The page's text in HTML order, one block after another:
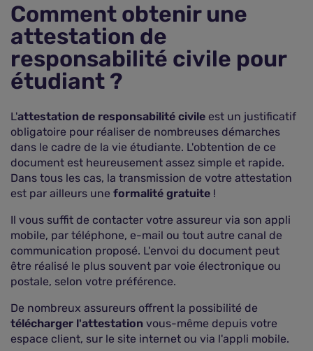
Comment obtenir une
attestation de
responsabilité civile pour
étudiant ?
L'attestation de responsabilité civile est un justificatif
obligatoire pour réaliser de nombreuses démarches
dans le cadre de la vie étudiante. L'obtention de ce
document est heureusement assez simple et rapide.
Dans tous les cas, la transmission de votre attestation
est par ailleurs une formalité gratuite !
Il vous suffit de contacter votre assureur via son appli
mobile, par téléphone, e-mail ou tout autre canal de
communication proposé. L'envoi du document peut
être réalisé le plus souvent par voie électronique ou
postale, selon votre préférence.
De nombreux assureurs offrent la possibilité de
télécharger l'attestation vous-même depuis votre
espace client, sur le site internet ou via l'appli mobile.